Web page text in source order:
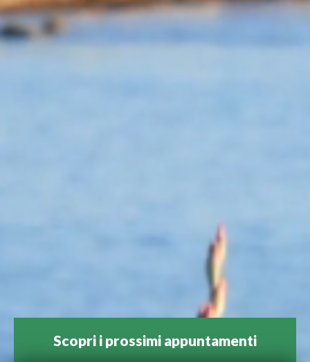
Scopri i prossimi appuntamenti